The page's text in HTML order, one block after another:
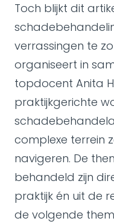
Toch blijkt dit
verrassingen te
organiseert in
topdocent Anita
praktijkgerichte
complexe terrein
navigeren. De
behandeld zijn
praktijk én uit de
de volgende